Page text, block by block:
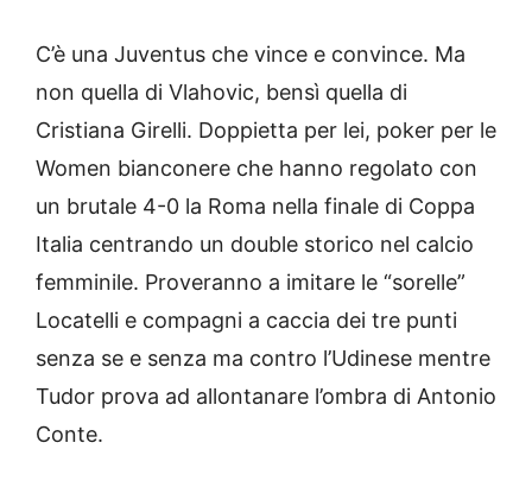
C’è una Juventus che vince e convince. Ma
non quella di Vlahovic, bensì quella di
Cristiana Girelli. Doppietta per lei, poker per le
Women bianconere che hanno regolato con
un brutale 4-0 la Roma nella finale di Coppa
Italia centrando un double storico nel calcio
femminile. Proveranno a imitare le “sorelle”
Locatelli e compagni a caccia dei tre punti
senza se e senza ma contro l’Udinese mentre
Tudor prova ad allontanare l’ombra di Antonio
Conte.